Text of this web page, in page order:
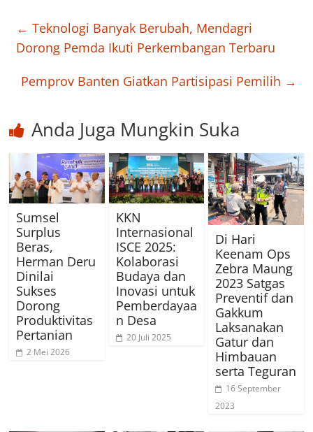
← Teknologi Banyak Berubah, Mendagri
Dorong Pemda Ikuti Perkembangan Terbaru
Pemprov Banten Giatkan Partisipasi Pemilih →
Anda Juga Mungkin Suka
Sumsel
Surplus
Beras,
Herman Deru
Dinilai
Sukses
Dorong
Produktivitas
Pertanian
2 Mei 2026
KKN
Internasional
ISCE 2025:
Kolaborasi
Budaya dan
Inovasi untuk
Pemberdayaa
n Desa
20 Juli 2025
Di Hari
Keenam Ops
Zebra Maung
2023 Satgas
Preventif dan
Gakkum
Laksanakan
Gatur dan
Himbauan
serta Teguran
16 September
2023